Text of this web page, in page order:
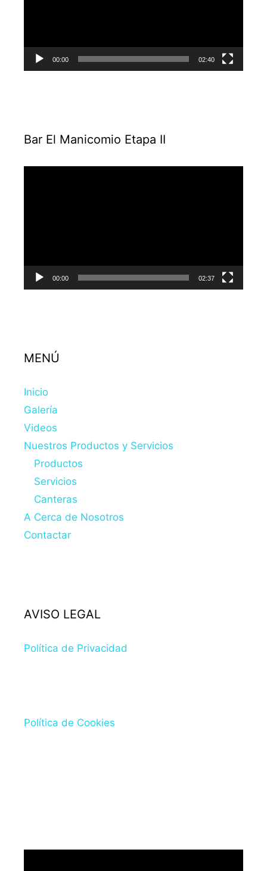
00:00 02:40
Bar El Manicomio Etapa II
00:00 02:37
MENÚ
Inicio
Galería
Videos
Nuestros Productos y Servicios
Productos
Servicios
Canteras
A Cerca de Nosotros
Contactar
AVISO LEGAL
Política de Privacidad
Política de Cookies